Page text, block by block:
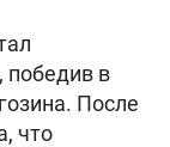
в
После
что